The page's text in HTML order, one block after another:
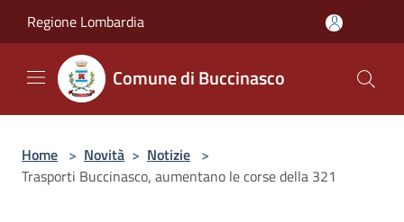
Regione Lombardia
Comune di Buccinasco
Home > Novità > Notizie >
Trasporti Buccinasco, aumentano le corse della 321